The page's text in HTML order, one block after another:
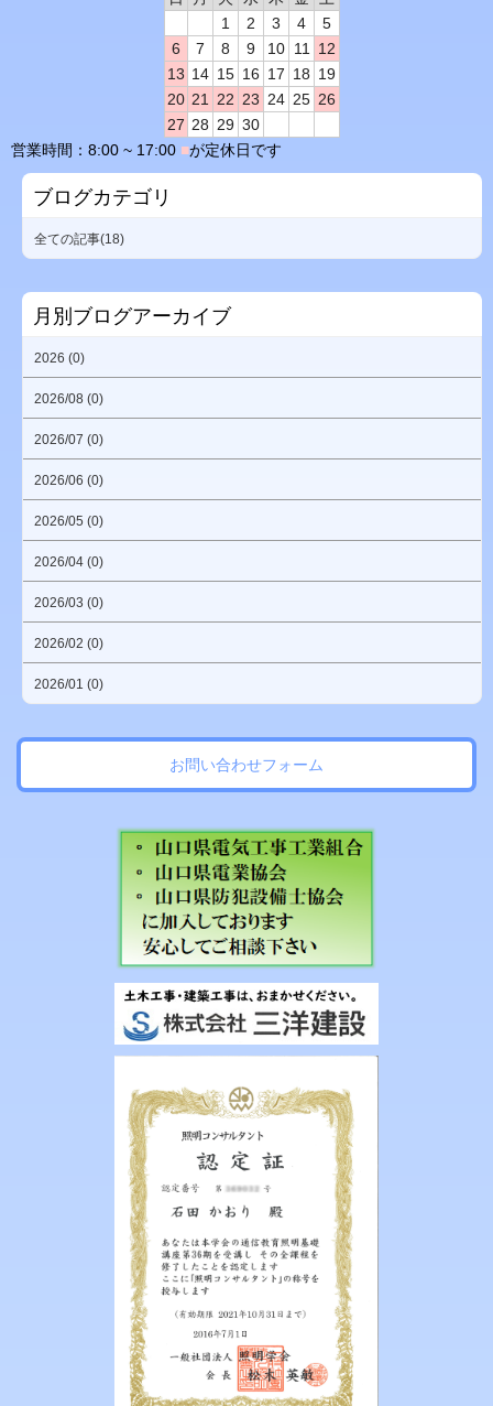
1
2 3 4
5
6
7 8 9 10 11
12
13 14 15 16 17 18 19
20 21 22 23 24 25 26
27 28 29 30
営業時間：8:00 ~ 17:00 ■が定休日です
ブログカテゴリ
全ての記事(18)
月別ブログアーカイブ
2026 (0)
2026/08 (0)
2026/07 (0)
2026/06 (0)
2026/05 (0)
2026/04 (0)
2026/03 (0)
2026/02 (0)
2026/01 (0)
お問い合わせフォーム